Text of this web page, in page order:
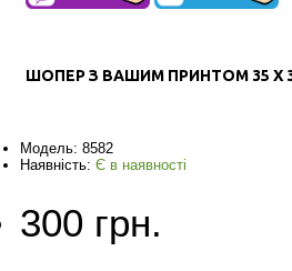
ШОПЕР З ВАШИМ ПРИНТОМ 35 Х
Модель: 8582
Наявність: Є в наявності
300 грн.